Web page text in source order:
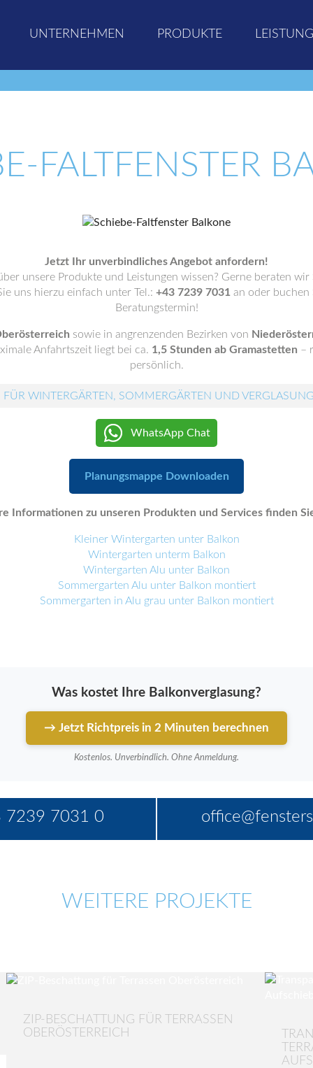
UNTERNEHMEN PRODUKTE
FALTFENSTER
Jetzt Ihr unverbindliches Angebot anfordern!
unsere Produkte und Leistungen wissen? Gerne beraten wir
uns hierzu einfach unter Tel.: +43 7239 7031 an oder buchen
Beratungstermin!
sowie in angrenzenden Bezirken von
Anfahrtszeit liegt bei ca. 1,5 Stunden ab Gramastetten –
persönlich.
WINTERGÄRTEN, SOMMERGÄRTEN UND
WhatsApp Chat
Planungsmappe Downloaden
Informationen zu unseren Produkten und Services finden
Kleiner Wintergarten unter Balkon
Wintergarten unterm Balkon
Wintergarten Alu unter Balkon
Sommergarten Alu unter Balkon montiert
Sommergarten in Alu grau unter Balkon montiert
Was kostet Ihre Balkonverglasung?
→ Jetzt Richtpreis in 2 Minuten berechnen
Kostenlos. Unverbindlich. Ohne Anmeldung.
7239 7031 0
WEITERE PROJEKTE
ZIP-BESCHATTUNG FÜR TERRASSEN
OBERÖSTERREICH